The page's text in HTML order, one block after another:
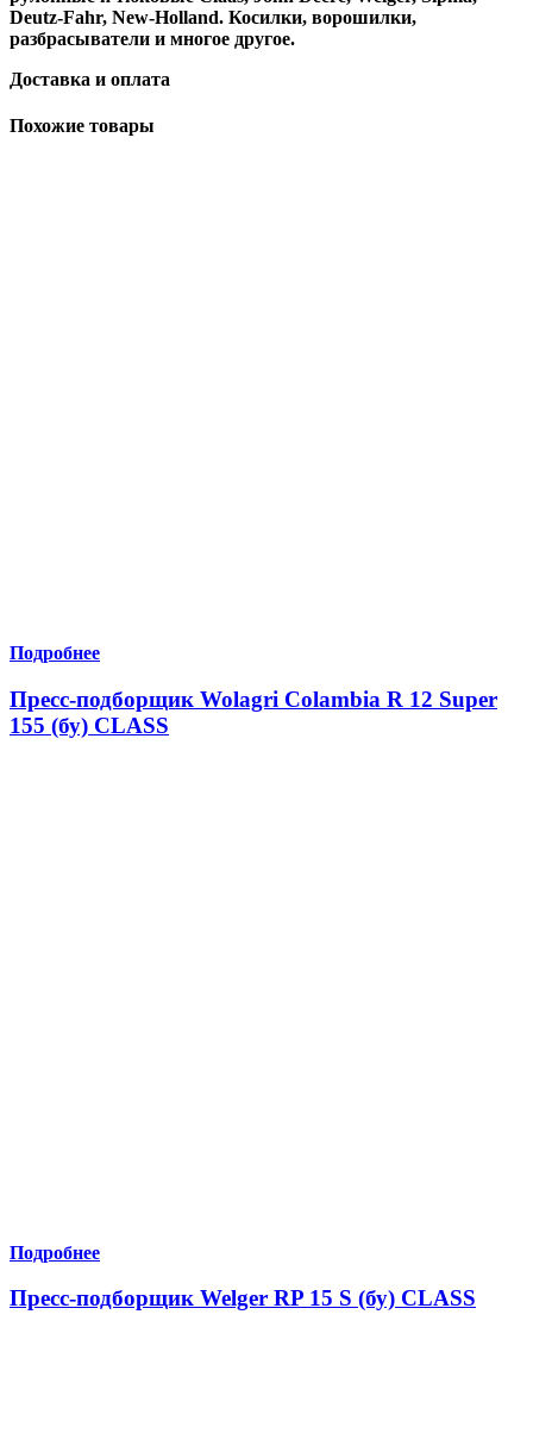
Deutz-Fahr, New-Holland. Косилки, ворошилки,
разбрасыватели и многое другое.
Доставка и оплата
Похожие товары
Подробнее
Пресс-подборщик Wolagri Colambia R 12 Super
155 (бу) CLASS
Подробнее
Пресс-подборщик Welger RP 15 S (бу) CLASS